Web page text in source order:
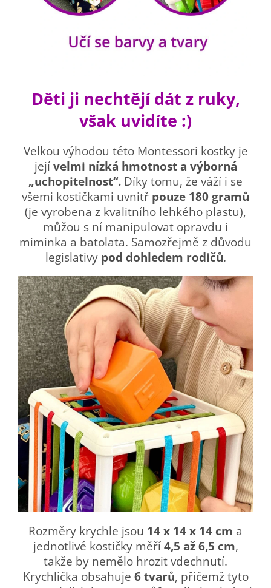
Děti ji nechtějí dát z ruky,
však uvidíte :)
Velkou výhodou této Montessori kostky je
její velmi nízká hmotnost a výborná
„uchopitelnost“. Díky tomu, že váží i se
všemi kostičkami uvnitř pouze 180 gramů
(je vyrobena z kvalitního lehkého plastu),
můžou s ní manipulovat opravdu i
miminka a batolata. Samozřejmě z důvodu
legislativy pod dohledem rodičů.
Rozměry krychle jsou 14 x 14 x 14 cm a
jednotlivé kostičky měří 4,5 až 6,5 cm,
takže by nemělo hrozit vdechnutí.
Krychlička obsahuje 6 tvarů, přičemž tyto